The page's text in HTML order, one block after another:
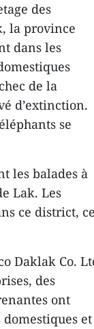
des
la province
dans les
de la
d’extinction.
se
les balades à
Lak. Les
ce district, ce
Daklak Co.
des
ont
et